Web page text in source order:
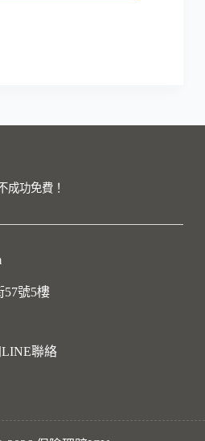
成功免費！
57號5樓
聯絡